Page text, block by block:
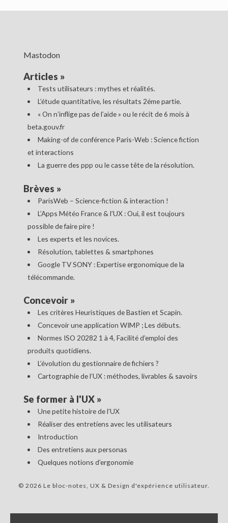
Mastodon
Articles »
Tests utilisateurs : mythes et réalités.
L’étude quantitative, les résultats 2éme partie.
« On n’inflige pas de l’aide » ou le récit de 6 mois à
beta.gouv.fr
Making-of de conférence Paris-Web : Science fiction
et interactions
La guerre des ppp ou le casse tête de la résolution.
Brèves »
ParisWeb – Science-fiction & interaction !
L’Apps Météo France & l’UX : Oui, il est toujours
possible de faire pire !
Les experts et les novices.
Résolution, tablettes & smartphones
Google TV SONY : Expertise ergonomique de la
télécommande.
Concevoir»
Les critères Heuristiques de Bastien et Scapin.
Concevoir une application WIMP ; Les débuts.
Normes ISO 20282 1 à 4, Facilité d’emploi des
produits quotidiens.
L’évolution du gestionnaire de fichiers ?
Cartographie de l’UX : méthodes, livrables & savoirs
Se former à l'UX»
Une petite histoire de l’UX
Réaliser des entretiens avec les utilisateurs
Introduction
Des entretiens aux personas
Quelques notions d’ergonomie
© 2026 Le bloc-notes, UX & Design d'expérience utilisateur